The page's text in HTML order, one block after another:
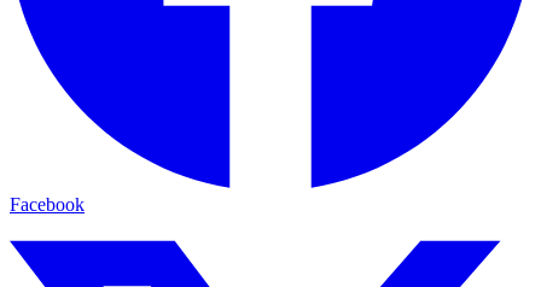
Facebook